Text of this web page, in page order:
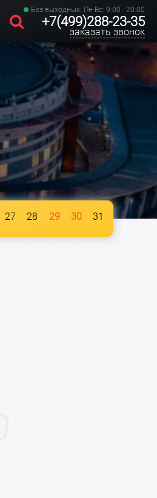
Без выходных: Пн-Вс: 9:00 - 20:00
+7(499)288-23-35
заказать звонок
27 28 29 30 31